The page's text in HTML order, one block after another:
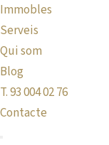
Immobles
Serveis
Qui som
Blog
T. 93 004 02 76
Contacte